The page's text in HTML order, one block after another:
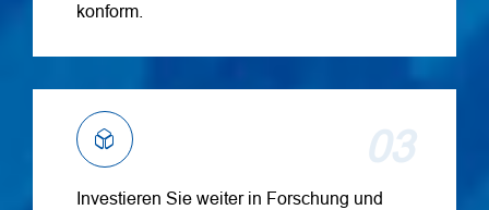
konform.
03
Investieren Sie weiter in Forschung und